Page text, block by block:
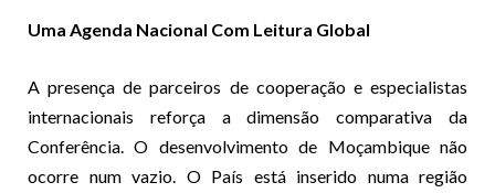
Uma Agenda Nacional Com Leitura Global
A presença de parceiros de cooperação e especialistas
internacionais reforça a dimensão comparativa da
Conferência. O desenvolvimento de Moçambique não
ocorre num vazio. O País está inserido numa região